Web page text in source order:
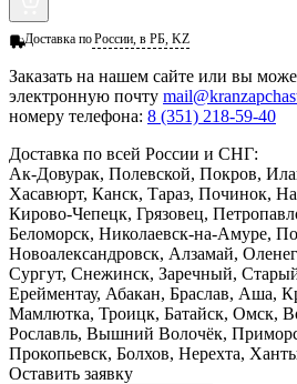
Доставка поРоссии, в РБ, KZ
Заказать на нашем сайте или вы
электронную почту
номеру телефона: 8 (351) 218-59-40
Доставка по всей России и СНГ:
Ак-Довурак, Полевской, Покров,
Хасавюрт, Канск, Тараз, Починок,
Кирово-Чепецк, Грязовец,
Беломорск, Николаевск-на-Амуре,
Новоалександровск, Алзамай,
Сургут, Снежинск, Заречный,
Ерейментау, Абакан, Браслав, Аша,
Мамлютка, Троицк, Батайск, Омск,
Рославль, Вышний Волочёк,
Прокопьевск, Болхов, Нерехта,
Оставить заявку